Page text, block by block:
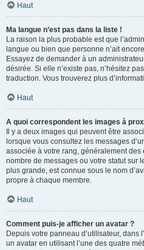
Haut
Ma langue n’est pas dans la liste !
La raison la plus probable est que
langue ou bien que personne n’ait
Essayez de demander à un
désirée. Si elle n’existe pas, n’hésitez
traduction. Vous trouverez plus
Haut
A quoi correspondent les images à
Il y a deux images qui peuvent être
lorsque vous consultez les messages
associée à votre rang, généralement
nombre de messages ou votre statut sur
plus grande, est connue sous le nom
propre à chaque membre.
Haut
Comment puis-je afficher un avatar ?
Depuis votre panneau d’utilisateur, dans
un avatar en utilisant l’une des quatre